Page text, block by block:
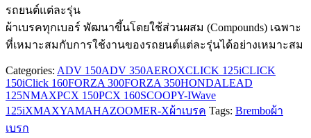
รถยนต์แต่ละรุ่น
ผ้าเบรคทุกเบอร์ พัฒนาขึ้นโดยใช้ส่วนผสม (Compounds) เฉพาะ
ที่เหมาะสมกับการใช้งานของรถยนต์แต่ละรุ่นได้อย่างเหมาะสม
Categories: ADV 150ADV 350AEROXCLICK 125iCLICK
150iClick 160FORZA 300FORZA 350HONDALEAD
125NMAXPCX 150PCX 160SCOOPY-IWave
125iXMAXYAMAHAZOOMER-Xผ้าเบรค Tags: Bremboผ้า
เบรก